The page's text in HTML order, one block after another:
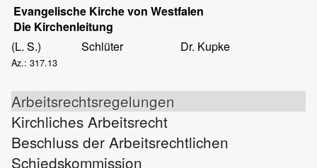
Evangelische Kirche von Westfalen
Die Kirchenleitung
(L. S.)
Schlüter Dr. Kupke
Az.: 317.13
Arbeitsrechtsregelungen
Kirchliches Arbeitsrecht
Beschluss der Arbeitsrechtlichen
Schiedskommission